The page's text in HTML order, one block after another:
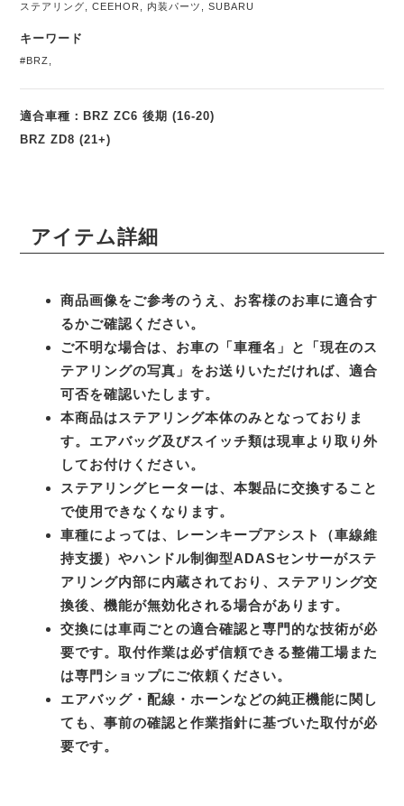
ステアリング ,CEEHOR 内装パーツ ,SUBARU
キーワード
#BRZ
適合車種：BRZ ZC6 後期 (16-20)
BRZ ZD8 (21+)
アイテム詳細
商品画像をご参考のうえ、お客様のお車に適合す
るかご確認ください。
ご不明な場合は、お車の「車種名」と「現在のス
テアリングの写真」をお送りいただければ、適合
可否を確認いたします。
本商品はステアリング本体のみとなっておりま
す。エアバッグ及びスイッチ類は現車より取り外
してお付けください。
ステアリングヒーターは、本製品に交換すること
で使用できなくなります。
車種によっては、レーンキープアシスト（車線維
持支援）やハンドル制御型ADASセンサーがステ
アリング内部に内蔵されており、ステアリング交
換後、機能が無効化される場合があります。
交換には車両ごとの適合確認と専門的な技術が必
要です。取付作業は必ず信頼できる整備工場また
は専門ショップにご依頼ください。
エアバッグ・配線・ホーンなどの純正機能に関し
ても、事前の確認と作業指針に基づいた取付が必
要です。